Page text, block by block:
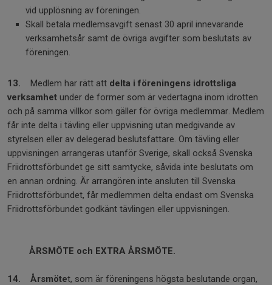
vid upplösning av föreningen.
Skall betala medlemsavgift senast 30 april innevarande
verksamhetsår samt de övriga avgifter som beslutats av
föreningen.
13. Medlem har rätt att delta i föreningens idrottsliga
verksamhet under de former som är vedertagna inom idrotten
och på samma villkor som gäller för övriga medlemmar. Medlem
får inte delta i tävling eller uppvisning utan medgivande av
styrelsen eller av delegerad beslutsfattare. Om tävling eller
uppvisningen arrangeras utanför Sverige, skall också Svenska
Friidrottsförbundet ge sitt samtycke, såvida inte beslutats om
en annan ordning. Är arrangören inte ansluten till Svenska
Friidrottsförbundet, får medlemmen delta endast om Svenska
Friidrottsförbundet godkänt tävlingen eller uppvisningen.
ÅRSMÖTE och EXTRA ÅRSMÖTE.
14. Årsmötet, som är föreningens högsta beslutande organ,